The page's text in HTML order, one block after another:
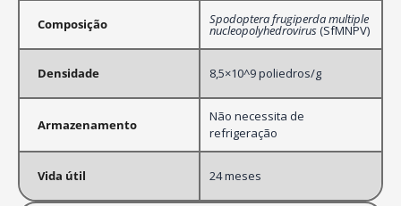
Composição Spodoptera frugiperda multiple
nucleopolyhedrovirus(SfMNPV)
Densidade 8,5×10^9 poliedros/g
Armazenamento
Não necessita de
refrigeração
Vida útil 24 meses